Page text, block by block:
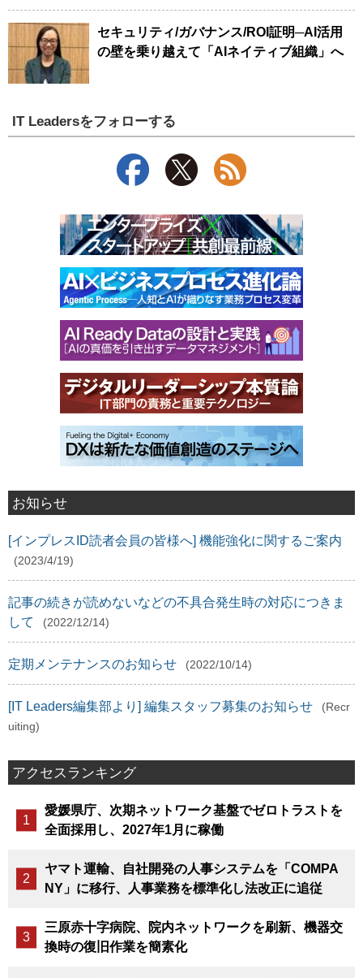
セキュリティ/ガバナンス/ROI証明─AI活用
の壁を乗り越えて「AIネイティブ組織」へ
IT Leadersをフォローする
お知らせ
[インプレスID読者会員の皆様へ] 機能強化に関するご案内
(2023/4/19)
記事の続きが読めないなどの不具合発生時の対応につきま
して
(2022/12/14)
定期メンテナンスのお知らせ (2022/10/14)
[IT Leaders編集部より] 編集スタッフ募集のお知らせ
(Recr
uiting)
アクセスランキング
愛媛県庁、次期ネットワーク基盤でゼロトラストを
全面採用し、2027年1月に稼働
ヤマト運輸、自社開発の人事システムを「COMPA
NY」に移行、人事業務を標準化し法改正に追従
三原赤十字病院、院内ネットワークを刷新、機器交
換時の復旧作業を簡素化